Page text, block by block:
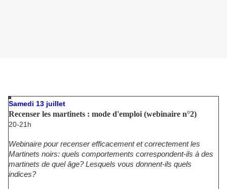
Samedi 13 juillet
Recenser les martinets : mode d'emploi (webinaire n°2)
20-21h
Webinaire pour recenser efficacement et correctement les
Martinets noirs: quels comportements correspondent-ils à des
martinets de quel âge? Lesquels vous donnent-ils quels
indices?